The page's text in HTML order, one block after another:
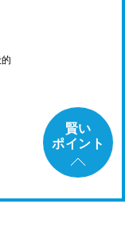
賢い
ポイント